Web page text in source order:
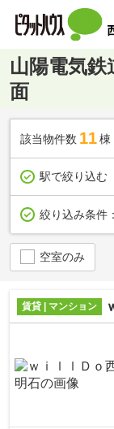
山陽電気
面
該当物件数 11棟
駅で絞り込む
絞り込み条件：
空室のみ
賃貸 | マンション